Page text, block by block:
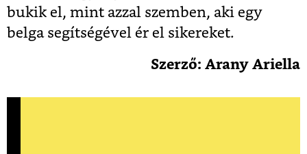
bukik el, mint azzal szemben, aki egy
belga segítségével ér el sikereket.
Szerző: Arany Ariella